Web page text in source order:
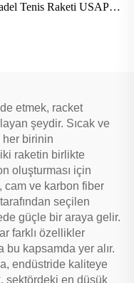
Tenis Raketi USAPA
etmek, racket
şeydir. Sıcak ve
her birinin
raketin birlikte
oluşturması için
cam ve karbon fiber
seçilen
güçle bir araya gelir.
farklı özellikler
bu kapsamda yer alır.
endüstride kaliteye
sektördeki en düşük